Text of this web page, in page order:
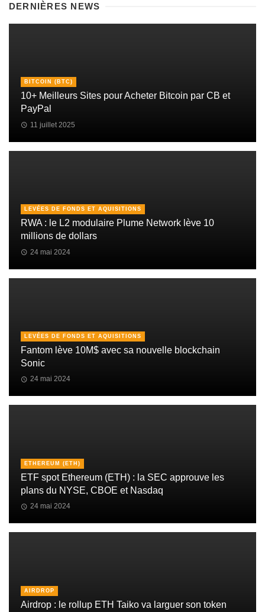
DERNIÈRES NEWS
BITCOIN (BTC)
10+ Meilleurs Sites pour Acheter Bitcoin par CB et
PayPal
11 juillet 2025
LEVÉES DE FONDS ET AQUISITIONS
RWA : le L2 modulaire Plume Network lève 10
millions de dollars
24 mai 2024
LEVÉES DE FONDS ET AQUISITIONS
Fantom lève 10M$ avec sa nouvelle blockchain
Sonic
24 mai 2024
ETHEREUM (ETH)
ETF spot Ethereum (ETH) : la SEC approuve les
plans du NYSE, CBOE et Nasdaq
24 mai 2024
AIRDROP
Airdrop : le rollup ETH Taiko va larguer son token